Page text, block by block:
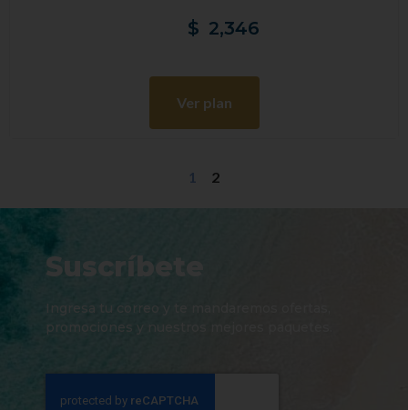
$ 2,346
Ver plan
1 2
Suscríbete
Ingresa tu correo y te mandaremos ofertas,
promociones y nuestros mejores paquetes.